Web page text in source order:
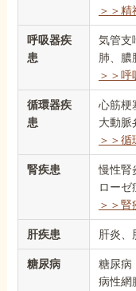
＞＞
呼吸器疾
患
気管支
肺、膿
＞＞
循環器疾
患
心筋梗
大動脈
＞＞
腎疾患
慢性腎
ローゼ
＞＞
肝疾患 肝炎、
糖尿病
糖尿病
病性網